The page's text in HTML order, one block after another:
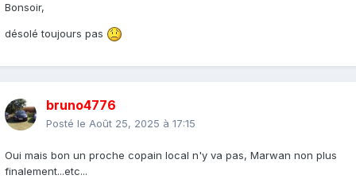
Bonsoir,
désolé toujours pas
bruno4776
Posté le Août 25, 2025 à 17:15
Oui mais bon un proche copain local n'y va pas, Marwan non plus
finalement...etc...